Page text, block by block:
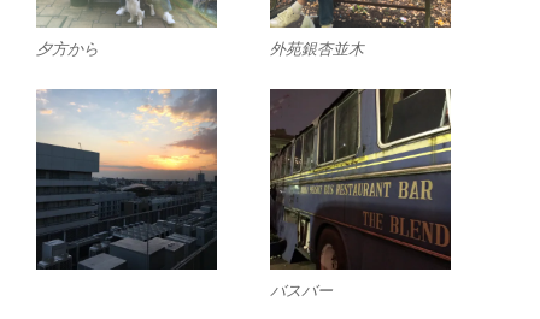
夕方から 外苑銀杏並木
バスバー